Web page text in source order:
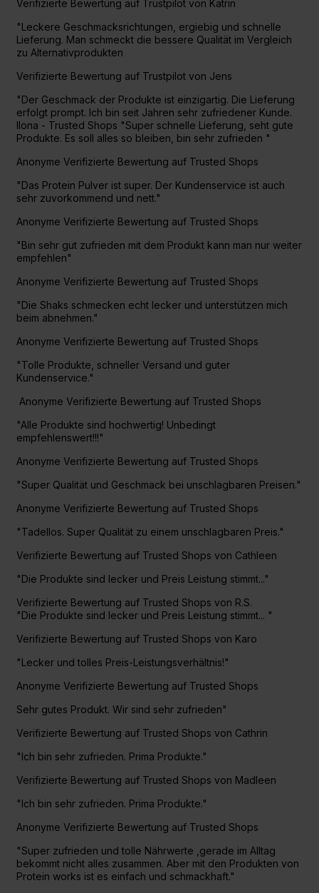
Verifizierte Bewertung auf Trustpilot von Katrin
"Leckere Geschmacksrichtungen, ergiebig und schnelle
Lieferung. Man schmeckt die bessere Qualität im Vergleich
zu Alternativprodukten
Verifizierte Bewertung auf Trustpilot von Jens
"Der Geschmack der Produkte ist einzigartig. Die Lieferung
erfolgt prompt. Ich bin seit Jahren sehr zufriedener Kunde.
Ilona - Trusted Shops "Super schnelle Lieferung, seht gute
Produkte. Es soll alles so bleiben, bin sehr zufrieden "
Anonyme Verifizierte Bewertung auf Trusted Shops
"Das Protein Pulver ist super. Der Kundenservice ist auch
sehr zuvorkommend und nett."
Anonyme Verifizierte Bewertung auf Trusted Shops
"Bin sehr gut zufrieden mit dem Produkt kann man nur weiter
empfehlen"
Anonyme Verifizierte Bewertung auf Trusted Shops
"Die Shaks schmecken echt lecker und unterstützen mich
beim abnehmen."
Anonyme Verifizierte Bewertung auf Trusted Shops
"Tolle Produkte, schneller Versand und guter
Kundenservice."
Anonyme Verifizierte Bewertung auf Trusted Shops
"Alle Produkte sind hochwertig! Unbedingt
empfehlenswert!!!"
Anonyme Verifizierte Bewertung auf Trusted Shops
"Super Qualität und Geschmack bei unschlagbaren Preisen."
Anonyme Verifizierte Bewertung auf Trusted Shops
"Tadellos. Super Qualität zu einem unschlagbaren Preis."
Verifizierte Bewertung auf Trusted Shops von Cathleen
"Die Produkte sind lecker und Preis Leistung stimmt..."
Verifizierte Bewertung auf Trusted Shops von R.S.
"Die Produkte sind lecker und Preis Leistung stimmt... "
Verifizierte Bewertung auf Trusted Shops von Karo
"Lecker und tolles Preis-Leistungsverhältnis!"
Anonyme Verifizierte Bewertung auf Trusted Shops
Sehr gutes Produkt. Wir sind sehr zufrieden"
Verifizierte Bewertung auf Trusted Shops von Cathrin
"Ich bin sehr zufrieden. Prima Produkte."
Verifizierte Bewertung auf Trusted Shops von Madleen
"Ich bin sehr zufrieden. Prima Produkte."
Anonyme Verifizierte Bewertung auf Trusted Shops
"Super zufrieden und tolle Nährwerte ,gerade im Alltag
bekommt nicht alles zusammen. Aber mit den Produkten von
Protein works ist es einfach und schmackhaft."